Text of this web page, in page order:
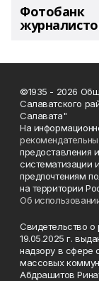
Фотобанк
©1935 - 2026
Салаватского
Салавата"
На
предоставления
систематизации
предпочтениям
на территории
Об
Свидетельство
19.05.2025 г.
надзору в сфере
массовых
Абдрашитов